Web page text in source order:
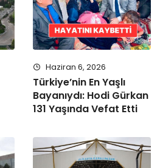
Haziran 6, 2026
Türkiye’nin En Yaşlı
Bayanıydı: Hodi Gürkan
131 Yaşında Vefat Etti